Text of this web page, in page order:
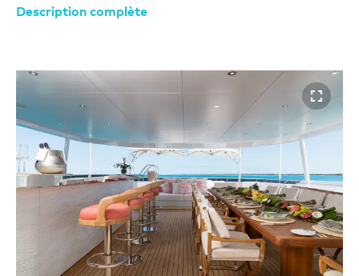
Description complète